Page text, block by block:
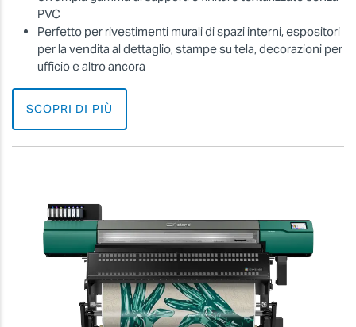
PVC
Perfetto per rivestimenti murali di spazi interni, espositori
per la vendita al dettaglio, stampe su tela, decorazioni per
ufficio e altro ancora
SCOPRI DI PIÙ